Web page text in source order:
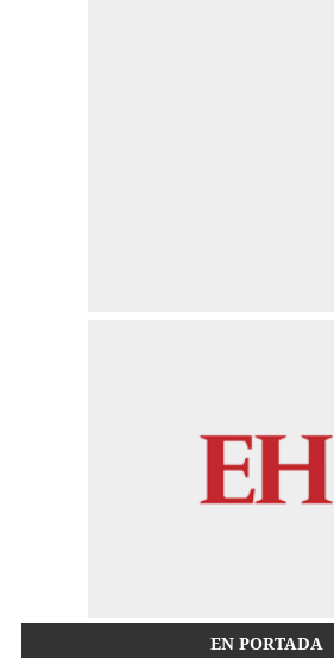
EN PORTADA